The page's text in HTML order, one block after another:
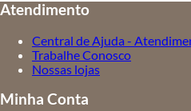
Atendimento
Central de Ajuda -
Trabalhe Conosco
Nossas lojas
Minha Conta